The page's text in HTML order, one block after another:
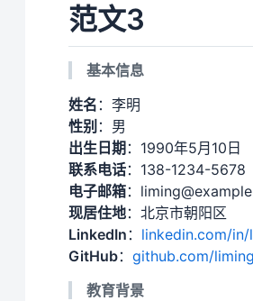
范文3
基本信息
姓名 ：李明
性别 ：男
出生日期 ：1990年5月10日
联系电话：138-1234-5678
电子邮箱：
现居住地：北京市朝阳区
LinkedIn ： linkedin.com/in/
GitHub： github.com/liming
教育背景